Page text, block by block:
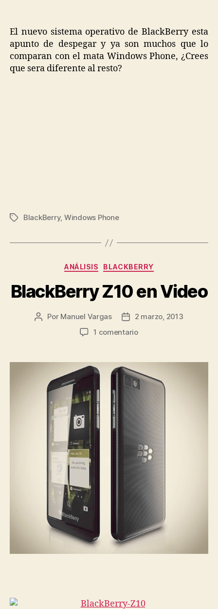
El nuevo sistema operativo de BlackBerry esta
apunto de despegar y ya son muchos que lo
comparan con el mata Windows Phone, ¿Crees
que sera diferente al resto?
Etiquetas
BlackBerry, Windows Phone
Categorías
ANÁLISIS BLACKBERRY
BlackBerry Z10 en Video
Autor
Por Manuel Vargas
Fecha
de
2 marzo, 2013
1 comentarioen
en
Video